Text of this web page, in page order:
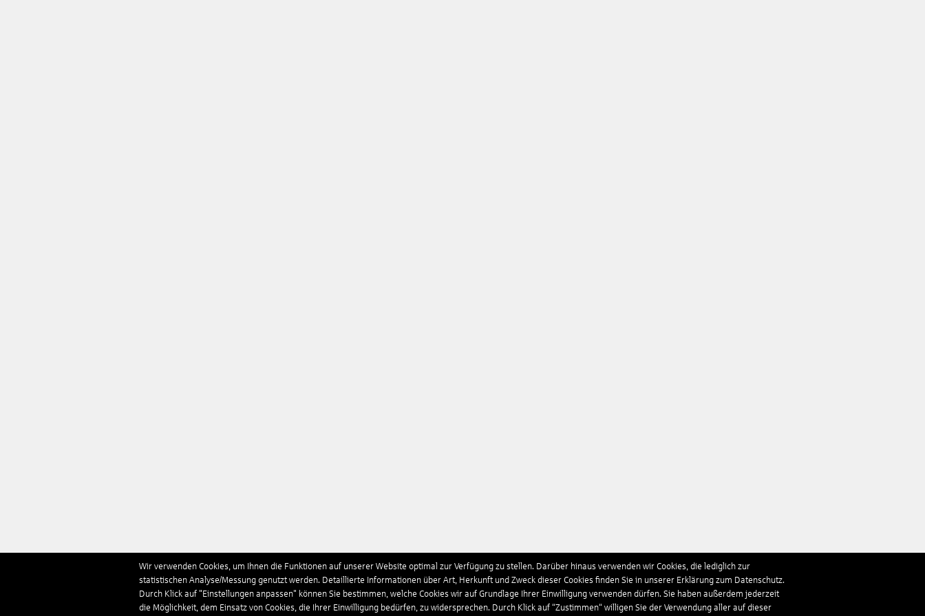
Wir verwenden Cookies, um Ihnen die Funktionen auf unserer Website optimal zur Verfügung zu stellen. Darüber hinaus verwenden wir Cookies, die lediglich zur
statistischen Analyse/Messung genutzt werden. Detaillierte Informationen über Art, Herkunft und Zweck dieser Cookies finden Sie in unserer Erklärung zum Datenschutz.
Durch Klick auf "Einstellungen anpassen" können Sie bestimmen, welche Cookies wir auf Grundlage Ihrer Einwilligung verwenden dürfen. Sie haben außerdem jederzeit
die Möglichkeit, dem Einsatz von Cookies, die Ihrer Einwilligung bedürfen, zu widersprechen. Durch Klick auf “Zustimmen“ willigen Sie der Verwendung aller auf dieser